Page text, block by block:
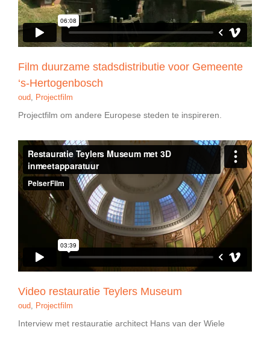
Film duurzame stadsdistributie voor Gemeente
‘s-Hertogenbosch
oud Projectfilm
Projectfilm om andere Europese steden te inspireren.
Video restauratie Teylers Museum
oud Projectfilm
Interview met restauratie architect Hans van der Wiele